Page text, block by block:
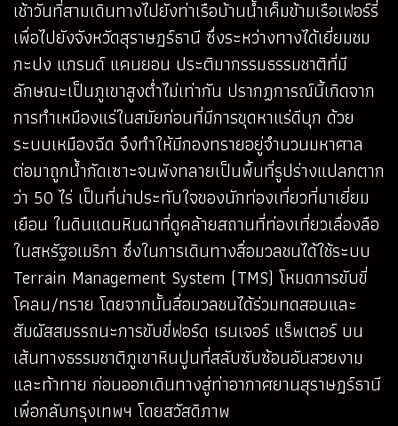
เช้าวันที่สามเดินทางไปยังท่าเรือบ้านน้ำเค็มข้ามเรือเฟอร์รี่
เพื่อไปยังจังหวัดสุราษฎร์ธานี ซึ่งระหว่างทางได้เยี่ยมชม
กะปง แกรนด์ แคนยอน ประติมากรรมธรรมชาติที่มี
ลักษณะเป็นภูเขาสูงต่ำไม่เท่ากัน ปรากฏการณ์นี้เกิดจาก
การทำเหมืองแร่ในสมัยก่อนที่มีการขุดหาแร่ดีบุก ด้วย
ระบบเหมืองฉีด จึงทำให้มีกองทรายอยู่จำนวนมหาศาล
ต่อมาถูกน้ำกัดเซาะจนพังทลายเป็นพื้นที่รูปร่างแปลกตาก
ว่า 50 ไร่ เป็นที่น่าประทับใจของนักท่องเที่ยวที่มาเยี่ยม
เยือน ในดินแดนหินผาที่ดูคล้ายสถานที่ท่องเที่ยวเลื่องลือ
ในสหรัฐอเมริกา ซึ่งในการเดินทางสื่อมวลชนได้ใช้ระบบ
Terrain Management System (TMS) โหมดการขับขี่
โคลน/ทราย โดยจากนั้นสื่อมวลชนได้ร่วมทดสอบและ
สัมผัสสมรรถนะการขับขี่ฟอร์ด เรนเจอร์ แร็พเตอร์ บน
เส้นทางธรรมชาติภูเขาหินปูนที่สลับซับซ้อนอันสวยงาม
และท้าทาย ก่อนออกเดินทางสู่ท่าอากาศยานสุราษฎร์ธานี
เพื่อกลับกรุงเทพฯ โดยสวัสดิภาพ